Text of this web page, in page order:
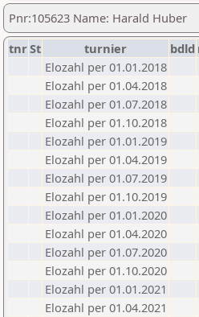
Pnr:105623 Name: Harald Huber
tnrSt turnier bdld
Elozahl per 01.01.2018
Elozahl per 01.04.2018
Elozahl per 01.07.2018
Elozahl per 01.10.2018
Elozahl per 01.01.2019
Elozahl per 01.04.2019
Elozahl per 01.07.2019
Elozahl per 01.10.2019
Elozahl per 01.01.2020
Elozahl per 01.04.2020
Elozahl per 01.07.2020
Elozahl per 01.10.2020
Elozahl per 01.01.2021
Elozahl per 01.04.2021